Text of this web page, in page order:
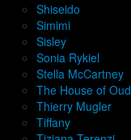
Shiseido
Simimi
Sisley
Sonia Rykiel
Stella McCartney
The House of Oud
Thierry Mugler
Tiffany